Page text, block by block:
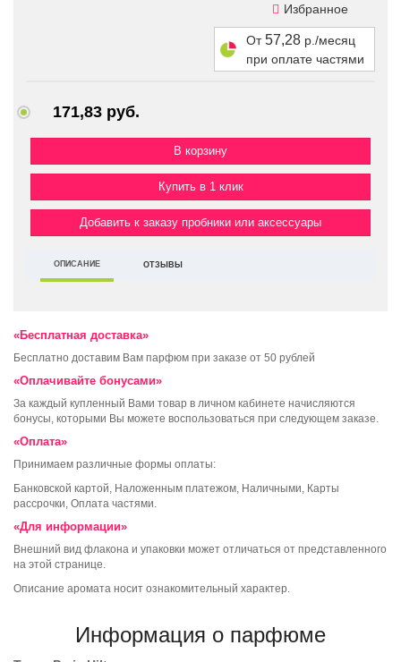
Избранное
От57,28 р./месяц
при оплате частями
171,83 руб.
Купить в 1 клик
Добавить к заказу пробники или аксессуары
ОПИСАНИЕ ОТЗЫВЫ
«Бесплатная доставка»
Бесплатно доставим Вам парфюм при заказе от 50 рублей
«Оплачивайте бонусами»
За каждый купленный Вами товар в личном кабинете начисляются
бонусы, которыми Вы можете воспользоваться при следующем заказе.
«Оплата»
Принимаем различные формы оплаты:
Банковской картой, Наложенным платежом, Наличными, Карты
рассрочки, Оплата частями.
«Для информации»
Внешний вид флакона и упаковки может отличаться от представленного
на этой странице.
Описание аромата носит ознакомительный характер.
Информация о парфюме